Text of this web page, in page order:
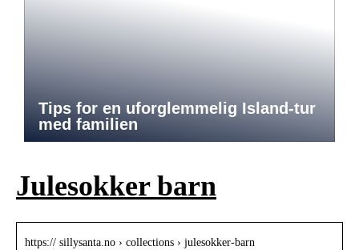
Tips for en uforglemmelig Island-tur
med familien
Julesokker barn
https:// sillysanta.no › collections › julesokker-barn